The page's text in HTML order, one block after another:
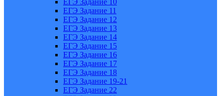
ЕГЭ Задание 10
ЕГЭ Задание 11
ЕГЭ Задание 12
ЕГЭ Задание 13
ЕГЭ Задание 14
ЕГЭ Задание 15
ЕГЭ Задание 16
ЕГЭ Задание 17
ЕГЭ Задание 18
ЕГЭ Задание 19-21
ЕГЭ Задание 22